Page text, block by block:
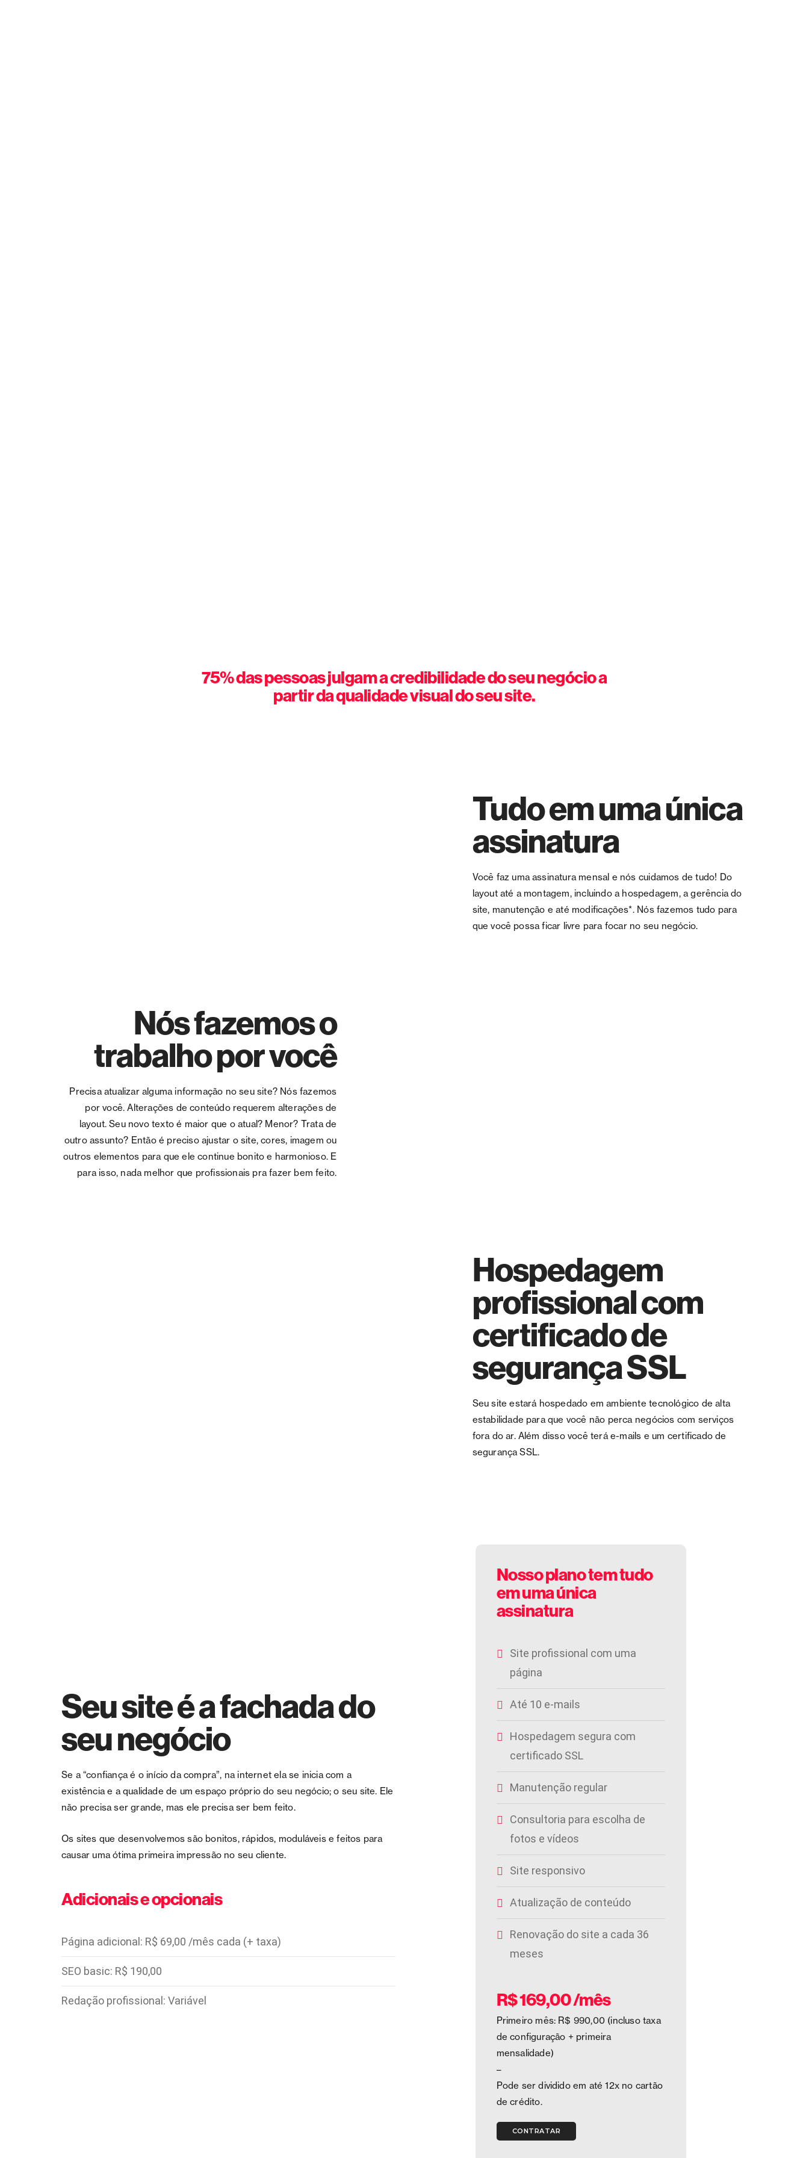
75% das pessoas julgam a credibilidade do seu negócio a
partir da qualidade visual do seu site.
Tudo em uma única
assinatura
Você faz uma assinatura mensal e nós cuidamos de tudo! Do
layout até a montagem, incluindo a hospedagem, a gerência do
site, manutenção e até modificações*. Nós fazemos tudo para
que você possa ficar livre para focar no seu negócio.
Nós fazemos o
trabalho por você
Precisa atualizar alguma informação no seu site? Nós fazemos
por você. Alterações de conteúdo requerem alterações de
layout. Seu novo texto é maior que o atual? Menor? Trata de
outro assunto? Então é preciso ajustar o site, cores, imagem ou
outros elementos para que ele continue bonito e harmonioso. E
para isso, nada melhor que profissionais pra fazer bem feito.
Hospedagem
profissional com
certificado de
segurança SSL
Seu site estará hospedado em ambiente tecnológico de alta
estabilidade para que você não perca negócios com serviços
fora do ar. Além disso você terá e-mails e um certificado de
segurança SSL.
Seu site é a fachada do
seu negócio
Se a “confiança é o início da compra”, na internet ela se inicia com a
existência e a qualidade de um espaço próprio do seu negócio; o seu site. Ele
não precisa ser grande, mas ele precisa ser bem feito.
Os sites que desenvolvemos são bonitos, rápidos, moduláveis e feitos para
causar uma ótima primeira impressão no seu cliente.
Adicionais e opcionais
Página adicional: R$ 69,00 /mês cada (+ taxa)
SEO basic: R$ 190,00
Redação profissional: Variável
Nosso plano tem tudo
em uma única
assinatura
Site profissional com uma
página
Até 10 e-mails
Hospedagem segura com
certificado SSL
Manutenção regular
Consultoria para escolha de
fotos e vídeos
Site responsivo
Atualização de conteúdo
Renovação do site a cada 36
meses
R$ 169,00 /mês
Primeiro mês: R$ 990,00 (incluso taxa
de configuração + primeira
mensalidade)
–
Pode ser dividido em até 12x no cartão
de crédito.
CONTRATAR